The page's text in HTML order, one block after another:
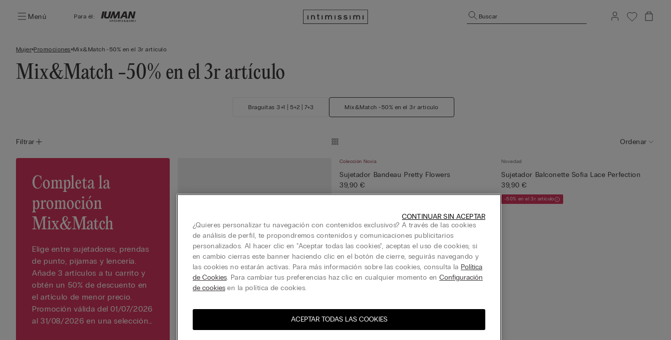
Menú Para él: Buscar
Mujer Promociones Mix&Match -50% en el 3r artículo
Mix&Match -50% en el 3r artículo
Braguitas 3+1 | 5+2 | 7+3 Mix&Match -50% en el 3r artículo
Filtrar Ordenar
Completa la
promoción
Mix&Match
Elige entre sujetadores, prendas
de punto, pijamas y lencería.
Añade 3 artículos a tu carrito y
obtén un 50% de descuento en
el artículo de menor precio.
Promoción válida del 01/07/2026
al 31/08/2026 en una selección
Colección Novia
Sujetador Bandeau Pretty Flowers
39,90 €
Novedad
Sujetador Balconette Sofia Lace Perfection
39,90 €
-50% en el 3r artículo
¿Quieres personalizar tu navegación con contenidos exclusivos? A través de las cookies
de análisis de perfil, te propondremos contenidos y comunicaciones publicitarios
personalizados. Al hacer clic en "Aceptar todas las cookies", aceptas el uso de cookies; si
en cambio cierras este banner haciendo clic en el botón de cierre, seguirás navegando y
las cookies no estarán activas. Para más información sobre las cookies, consulta la Política
de Cookies. Para cambiar tus preferencias haz clic en cualquier momento en Configuración
de cookies en la política de cookies.
ACEPTAR TODAS LAS COOKIES
CONTINUAR SIN ACEPTAR